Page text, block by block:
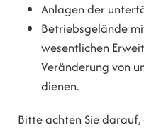
Anlagen der
Betriebsgelände
wesentlichen
Veränderung von
dienen.
Bitte achten Sie darauf,